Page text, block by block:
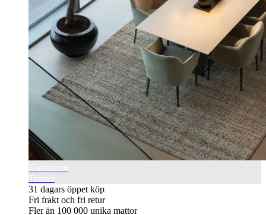
31 dagars öppet köp
Fri frakt och fri retur
Fler än 100 000 unika mattor